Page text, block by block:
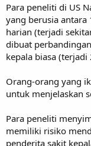
Para peneliti di US
yang berusia antara
harian (terjadi
dibuat
kepala biasa
Orang-orang yang
untuk menjelaskan
Para peneliti
memiliki risiko
penderita sakit